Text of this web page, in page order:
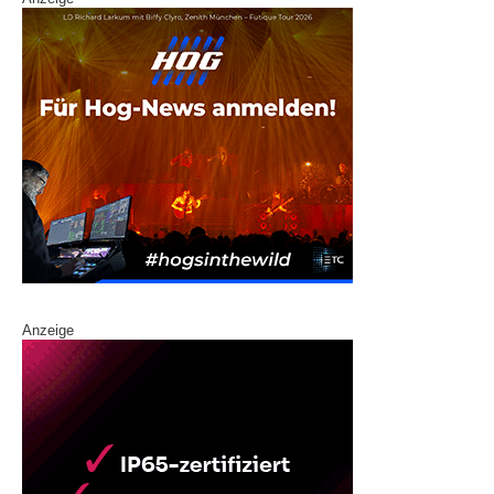
Anzeige